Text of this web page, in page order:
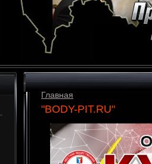
Главная
"BODY-PIT.RU"